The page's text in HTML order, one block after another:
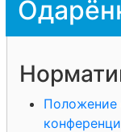
Положение